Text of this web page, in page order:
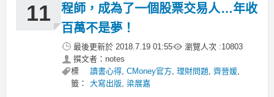
11
程師，成為了一個股票交易人…年收
百萬不是夢！
最後更新於 2018.7.19 01:55 瀏覽人次 :10803
撰文者：notes
標
籤：
讀書心得, CMoney官方, 理財問題, 齊晉媛,
大寫出版, 梁展嘉